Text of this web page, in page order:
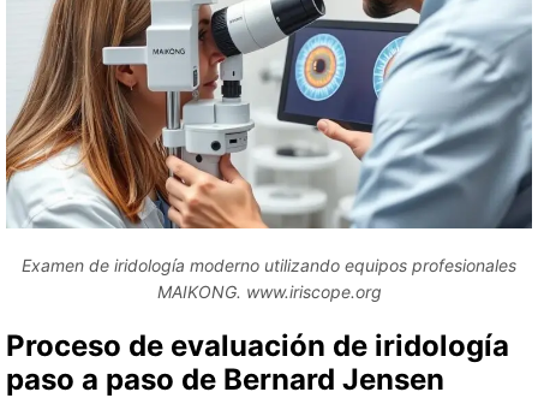
Examen de iridología moderno utilizando equipos profesionales
MAIKONG. www.iriscope.org
Proceso de evaluación de iridología
paso a paso de Bernard Jensen